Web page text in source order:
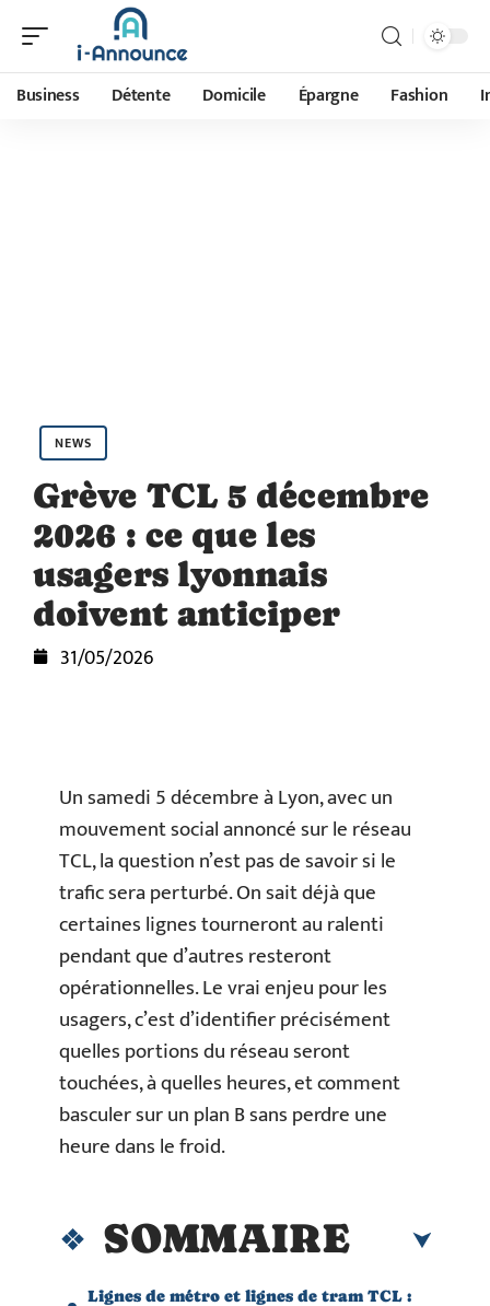
Business Détente Domicile Épargne Fashion
NEWS
Grève TCL 5 décembre
2026 : ce que les
usagers lyonnais
doivent anticiper
31/05/2026
Un samedi 5 décembre à Lyon, avec un
mouvement social annoncé sur le réseau
TCL, la question n’est pas de savoir si le
trafic sera perturbé. On sait déjà que
certaines lignes tourneront au ralenti
pendant que d’autres resteront
opérationnelles. Le vrai enjeu pour les
usagers, c’est d’identifier précisément
quelles portions du réseau seront
touchées, à quelles heures, et comment
basculer sur un plan B sans perdre une
heure dans le froid.
SOMMAIRE
Lignes de métro et lignes de tram TCL :